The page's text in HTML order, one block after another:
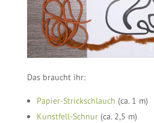
Das braucht ihr:
Papier-Strickschlauch (ca. 1 m)
Kunstfell-Schnur(ca. 2,5 m)